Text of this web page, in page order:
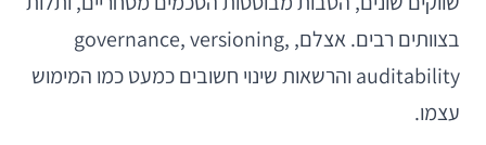
בצוותים רבים. אצלם, governance, versioning,
auditability והרשאות שינוי חשובים כמעט כמו המימוש
עצמו.